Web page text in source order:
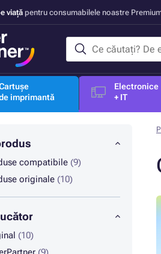
viață pentru consumabilele noastre
imprimantă
Electronice
+ IT
compatibile (9)
originale (10)
(10)